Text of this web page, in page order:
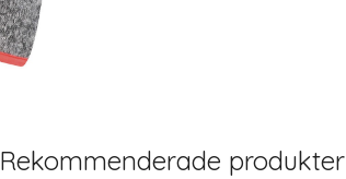
Rekommenderade produkter